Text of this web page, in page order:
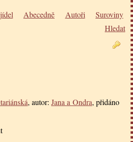
Abecedně Autoři
Suroviny
Hledat
, autor: Jana a Ondra, přidáno